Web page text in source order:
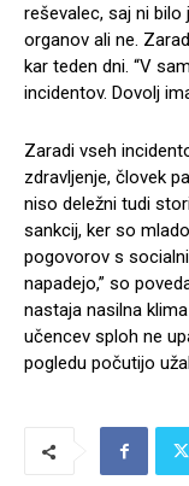
reševalec, saj ni
organov ali ne.
kar teden dni. “V
incidentov. Dovolj
Zaradi vseh
zdravljenje, človek
niso deležni tudi
sankcij, ker so
pogovorov s
napadejo,” so
nastaja nasilna
učencev sploh ne
pogledu počutijo